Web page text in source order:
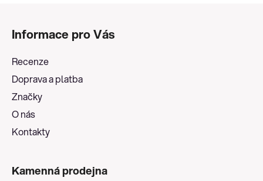
Informace pro Vás
Recenze
Doprava a platba
Značky
O nás
Kontakty
Kamenná prodejna